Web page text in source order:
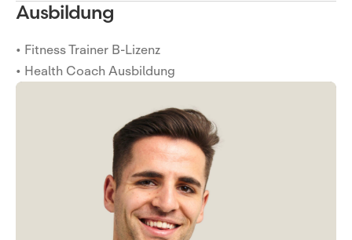
Ausbildung
• Fitness Trainer B-Lizenz
• Health Coach Ausbildung